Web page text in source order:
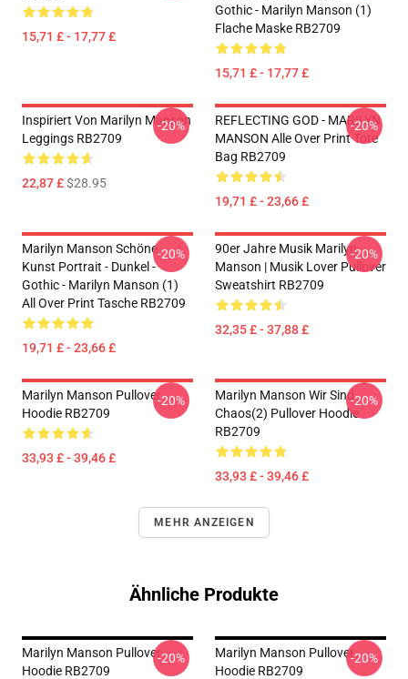
15,71 £ - 17,77 £
Gothic - Marilyn Manson (1)
Flache Maske RB2709
15,71 £ - 17,77 £
Inspiriert Von Marilyn Manson
Leggings RB2709
22,87 £$28.95
-20%
REFLECTING GOD - MARILYN
MANSON Alle Over Print Tote
Bag RB2709
19,71 £ - 23,66 £
-20%
Marilyn Manson Schöne
Kunst Portrait - Dunkel -
Gothic - Marilyn Manson (1)
All Over Print Tasche RB2709
19,71 £ - 23,66 £
-20%
90er Jahre Musik Marilyn
Manson | Musik Lover Pullover
Sweatshirt RB2709
32,35 £ - 37,88 £
-20%
Marilyn Manson Pullover
Hoodie RB2709
33,93 £ - 39,46 £
-20%
Marilyn Manson Wir Sind
Chaos(2) Pullover Hoodie
RB2709
33,93 £ - 39,46 £
-20%
MEHR ANZEIGEN
Ähnliche Produkte
Marilyn Manson Pullover
Hoodie RB2709
-20%
Marilyn Manson Pullover
Hoodie RB2709
-20%